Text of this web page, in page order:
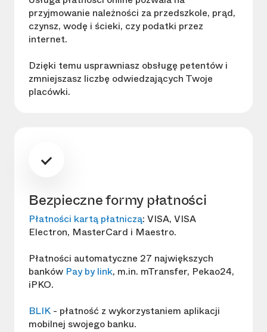
przyjmowanie należności za przedszkole, prąd,
czynsz, wodę i ścieki, czy podatki przez
internet.
Dzięki temu usprawniasz obsługę petentów i
zmniejszasz liczbę odwiedzających Twoje
placówki.
Bezpieczne formy płatności
Płatności kartą płatniczą: VISA, VISA
Electron, MasterCard i Maestro.
Płatności automatyczne 27 największych
banków Pay by link, m.in. mTransfer, Pekao24,
iPKO.
BLIK- płatność z wykorzystaniem aplikacji
mobilnej swojego banku.